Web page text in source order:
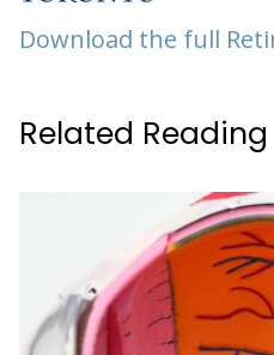
Download the full
Related Reading